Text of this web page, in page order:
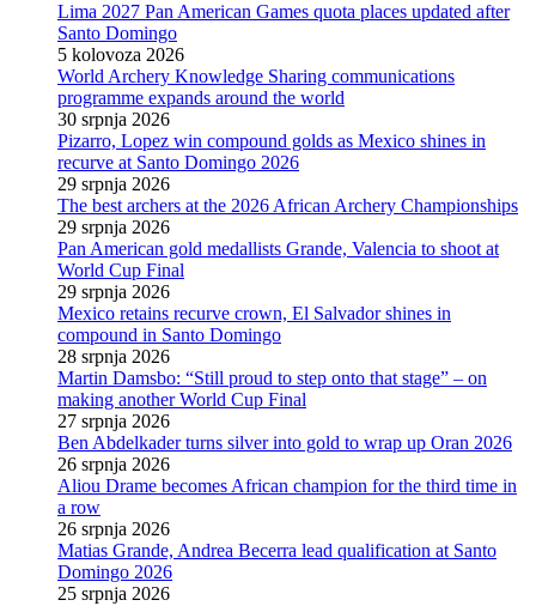
Lima 2027 Pan American Games quota places updated after
Santo Domingo
5 kolovoza 2026
World Archery Knowledge Sharing communications
programme expands around the world
30 srpnja 2026
Pizarro, Lopez win compound golds as Mexico shines in
recurve at Santo Domingo 2026
29 srpnja 2026
The best archers at the 2026 African Archery Championships
29 srpnja 2026
Pan American gold medallists Grande, Valencia to shoot at
World Cup Final
29 srpnja 2026
Mexico retains recurve crown, El Salvador shines in
compound in Santo Domingo
28 srpnja 2026
Martin Damsbo: “Still proud to step onto that stage” – on
making another World Cup Final
27 srpnja 2026
Ben Abdelkader turns silver into gold to wrap up Oran 2026
26 srpnja 2026
Aliou Drame becomes African champion for the third time in
a row
26 srpnja 2026
Matias Grande, Andrea Becerra lead qualification at Santo
Domingo 2026
25 srpnja 2026